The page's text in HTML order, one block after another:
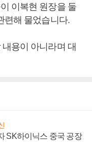
이복현 원장을 둘
련해 물었습니다.
용이 아니라며 대
SK하이닉스 중국 공장